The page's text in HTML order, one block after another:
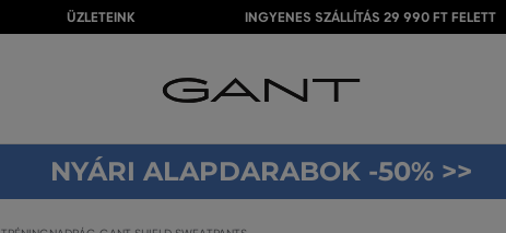
ÜZLETEINK INGYENES SZÁLLÍTÁS 29 990 FT FELETT
NYÁRI ALAPDARABOK -50% >>